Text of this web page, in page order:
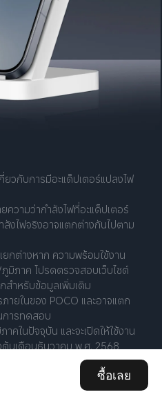
ซื้อเลย
วกับการมีอะแด็ปเตอร์แปลงไฟ
ความว่ากำลังไฟที่อะแด็ปเตอร์
งไฟจริงอาจแตกต่างกันไปตาม
กต่างหาก ความพร้อมใช้งาน
มิภาค โปรดตรวจสอบเว็บไซต์
ำหรับข้อมูลเพิ่มเติม
ยในของ POCO และอาจแตก
การทดสอบ
คในปัจจุบัน และจะเปิดให้ใช้งาน
ต้นเดือนธันวาคม พ.ศ. 2568